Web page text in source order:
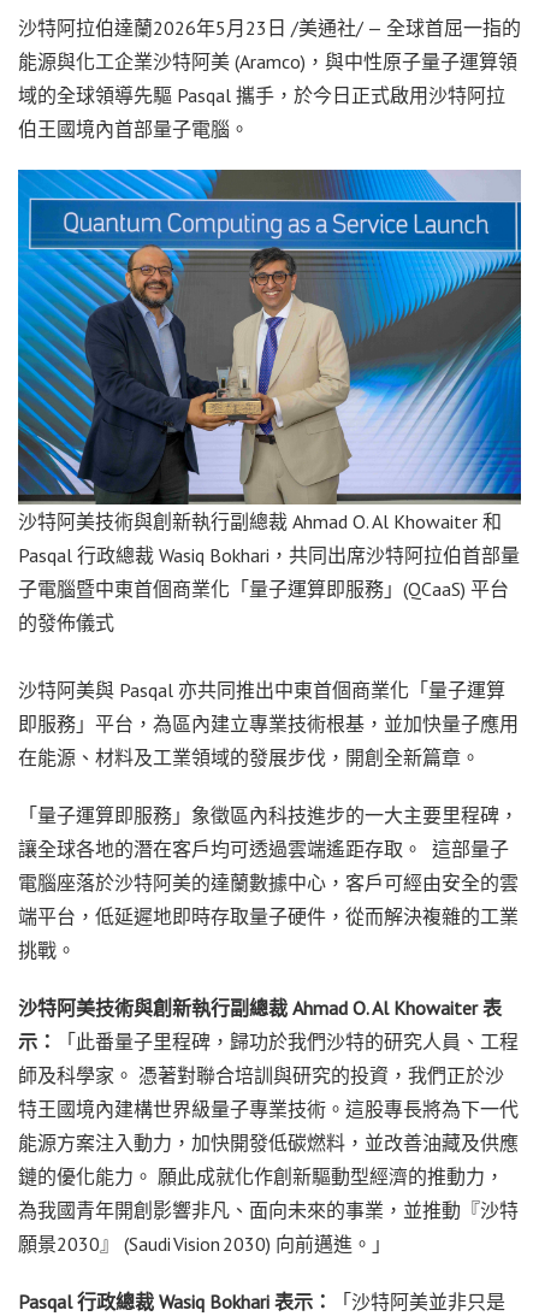
沙特阿拉伯達蘭2026年5月23日 /美通社/ — 全球首屈一指的
能源與化工企業沙特阿美 (Aramco)，與中性原子量子運算領
域的全球領導先驅 Pasqal 攜手，於今日正式啟用沙特阿拉
伯王國境內首部量子電腦。
沙特阿美技術與創新執行副總裁 Ahmad O. Al Khowaiter 和
Pasqal 行政總裁 Wasiq Bokhari，共同出席沙特阿拉伯首部量
子電腦暨中東首個商業化「量子運算即服務」(QCaaS) 平台
的發佈儀式
沙特阿美與 Pasqal 亦共同推出中東首個商業化「量子運算
即服務」平台，為區內建立專業技術根基，並加快量子應用
在能源、材料及工業領域的發展步伐，開創全新篇章。
「量子運算即服務」象徵區內科技進步的一大主要里程碑，
讓全球各地的潛在客戶均可透過雲端遙距存取。 這部量子
電腦座落於沙特阿美的達蘭數據中心，客戶可經由安全的雲
端平台，低延遲地即時存取量子硬件，從而解決複雜的工業
挑戰。
沙特阿美技術與創新執行副總裁 Ahmad O. Al Khowaiter 表
示：
「此番量子里程碑，歸功於我們沙特的研究人員、工程
師及科學家。 憑著對聯合培訓與研究的投資，我們正於沙
特王國境內建構世界級量子專業技術。這股專長將為下一代
能源方案注入動力，加快開發低碳燃料，並改善油藏及供應
鏈的優化能力。 願此成就化作創新驅動型經濟的推動力，
為我國青年開創影響非凡、面向未來的事業，並推動『沙特
願景2030』 (Saudi Vision 2030) 向前邁進。」
Pasqal 行政總裁 Wasiq Bokhari 表示：
「沙特阿美並非只是